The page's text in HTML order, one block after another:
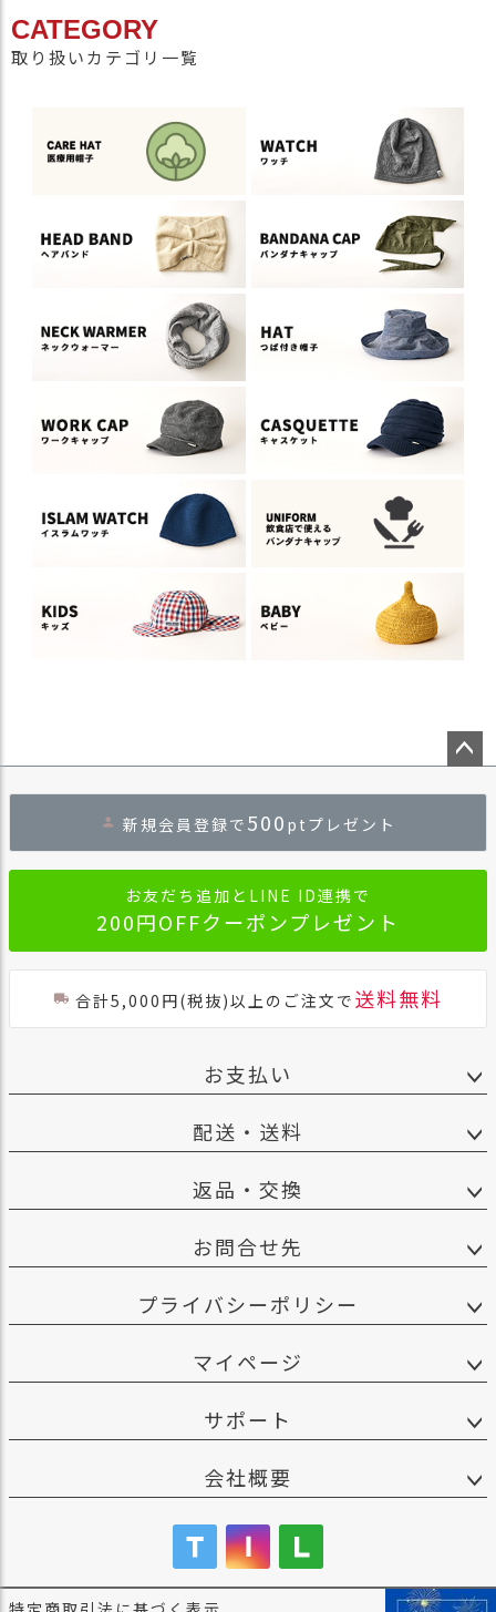
CATEGORY
取り扱いカテゴリ一覧
ジト
へ
新規会員登録で 500 ptプレゼント
お友だち追加とLINE ID連携で
200円OFFクーポンプレゼント
合計5,000円(税抜)以上のご注文で 送料無料
お支払い
配送・送料
返品・交換
お問合せ先
プライバシーポリシー
マイページ
サポート
会社概要